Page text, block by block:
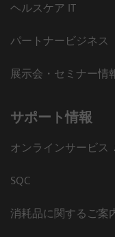
ヘルスケア IT
パートナービジネス
展示会・セミナー情
サポート情報
オンラインサービス
SQC
消耗品に関するご案